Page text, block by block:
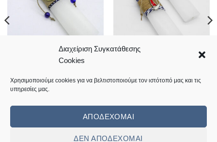
Διαχείριση Συγκατάθεσης
Cookies
Χρησιμοποιούμε cookies για να βελτιστοποιούμε τον ιστότοπό μας και τις
υπηρεσίες μας.
ΑΠΟΔΈΧΟΜΑΙ
ΔΕΝ ΑΠΟΔΈΧΟΜΑΙ
Λαμπάδα με μεταλλικό
7,50€